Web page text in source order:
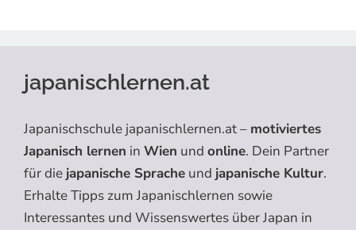
japanischlernen.at
Japanischschule japanischlernen.at – motiviertes
Japanisch lernen in Wien und online. Dein Partner
für die japanische Sprache und japanische Kultur.
Erhalte Tipps zum Japanischlernen sowie
Interessantes und Wissenswertes über Japan in